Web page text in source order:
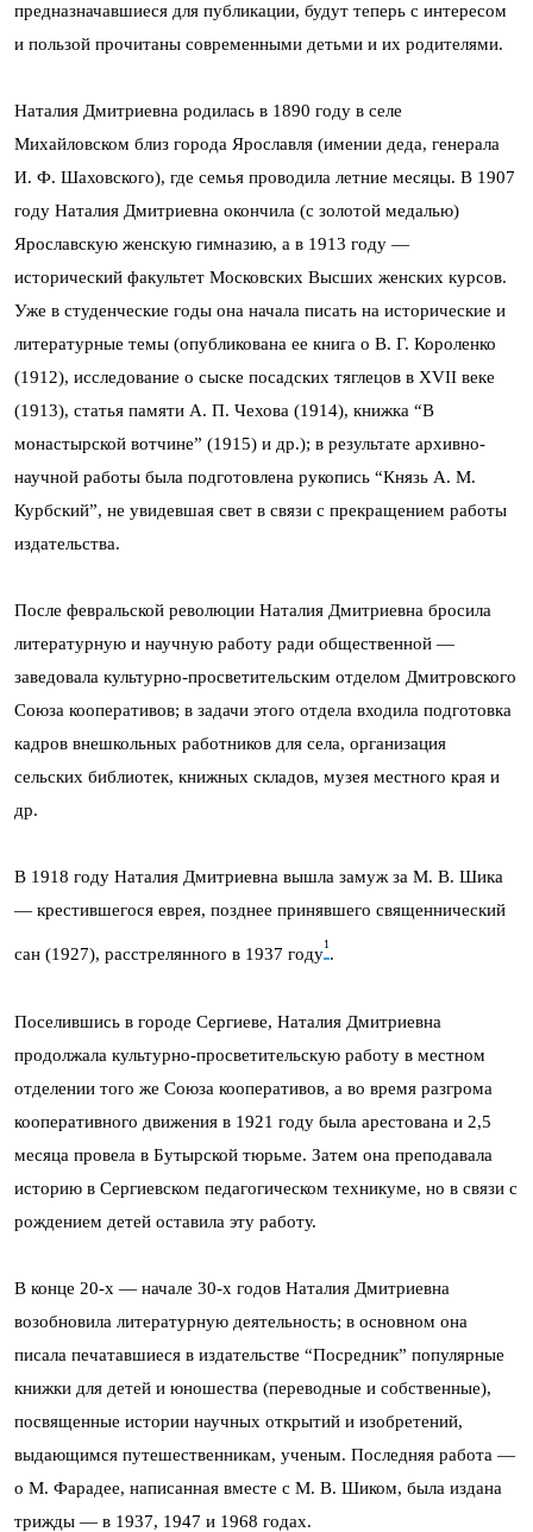
предназначавшиеся для публикации, будут теперь с интересом
и пользой прочитаны современными детьми и их родителями.
Наталия Дмитриевна родилась в 1890 году в селе
Михайловском близ города Ярославля (имении деда, генерала
И. Ф. Шаховского), где семья проводила летние месяцы. В 1907
году Наталия Дмитриевна окончила (с золотой медалью)
Ярославскую женскую гимназию, а в 1913 году —
исторический факультет Московских Высших женских курсов.
Уже в студенческие годы она начала писать на исторические и
литературные темы (опубликована ее книга о В. Г. Короленко
(1912), исследование о сыске посадских тяглецов в XVII веке
(1913), статья памяти А. П. Чехова (1914), книжка “В
монастырской вотчине” (1915) и др.); в результате архивно-
научной работы была подготовлена рукопись “Князь А. М.
Курбский”, не увидевшая свет в связи с прекращением работы
издательства.
После февральской революции Наталия Дмитриевна бросила
литературную и научную работу ради общественной —
заведовала культурно-просветительским отделом Дмитровского
Союза кооперативов; в задачи этого отдела входила подготовка
кадров внешкольных работников для села, организация
сельских библиотек, книжных складов, музея местного края и
др.
В 1918 году Наталия Дмитриевна вышла замуж за М. В. Шика
— крестившегося еврея, позднее принявшего священнический
сан (1927), расстрелянного в 1937 году
1
.
Поселившись в городе Сергиеве, Наталия Дмитриевна
продолжала культурно-просветительскую работу в местном
отделении того же Союза кооперативов, а во время разгрома
кооперативного движения в 1921 году была арестована и 2,5
месяца провела в Бутырской тюрьме. Затем она преподавала
историю в Сергиевском педагогическом техникуме, но в связи с
рождением детей оставила эту работу.
В конце 20-х — начале 30-х годов Наталия Дмитриевна
возобновила литературную деятельность; в основном она
писала печатавшиеся в издательстве “Посредник” популярные
книжки для детей и юношества (переводные и собственные),
посвященные истории научных открытий и изобретений,
выдающимся путешественникам, ученым. Последняя работа —
о М. Фарадее, написанная вместе с М. В. Шиком, была издана
трижды — в 1937, 1947 и 1968 годах.